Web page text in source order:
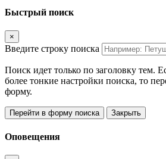
Быстрый поиск
×
Введите строку поиска
Поиск идет только по заголовку тем.
более тонкие настройки поиска, то
форму.
Перейти в форму поиска Закрыть
Оповещения